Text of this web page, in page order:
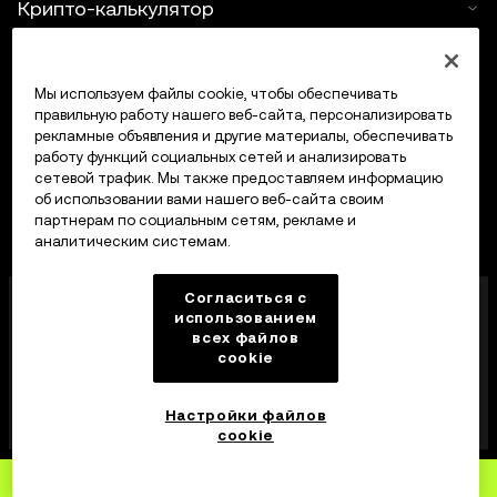
Крипто-калькулятор
OKX Middle East Fintech FZE лицензирована
Управлением по регулированию виртуальных
активов Дубая (VARA) под номером VASP
VL/23/12/003 на предоставление услуг в сфере
виртуальных активов: обмена, кредитования,
управления, инвестирования и брокерско-
дилерских услуг. One Central, Дубай, ОАЭ
Мы используем файлы cookie, чтобы обеспечивать
правильную работу нашего веб-сайта, персонализировать
рекламные объявления и другие материалы, обеспечивать
работу функций социальных сетей и анализировать
сетевой трафик. Мы также предоставляем информацию
об использовании вами нашего веб-сайта своим
партнерам по социальным сетям, рекламе и
аналитическим системам.
Согласиться с
использованием
всех файлов
cookie
Настройки файлов
cookie